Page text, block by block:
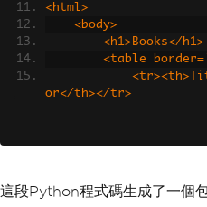
<html>
    <body>
        <h1>Books</h1>
<table
or</th></tr>
k's data to the HTML
itle']}</
這段Python程式碼生成了一個